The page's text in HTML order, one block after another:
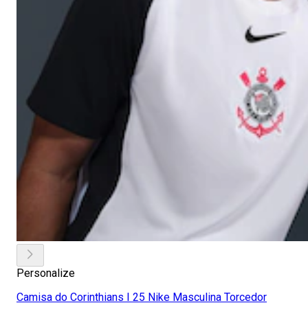
Personalize
Camisa do Corinthians I 25 Nike Masculina Torcedor